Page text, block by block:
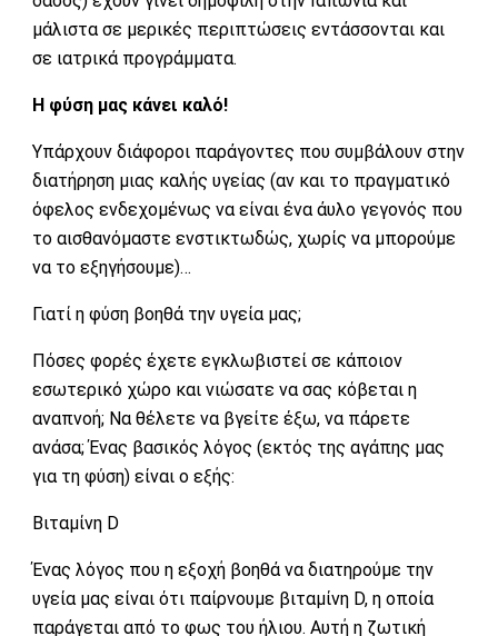
μάλιστα σε μερικές περιπτώσεις εντάσσονται και
σε ιατρικά προγράμματα.
Η φύση μας κάνει καλό!
Υπάρχουν διάφοροι παράγοντες που συμβάλουν στην
διατήρηση μιας καλής υγείας (αν και το πραγματικό
όφελος ενδεχομένως να είναι ένα άυλο γεγονός που
το αισθανόμαστε ενστικτωδώς, χωρίς να μπορούμε
να το εξηγήσουμε)…
Γιατί η φύση βοηθά την υγεία μας;
Πόσες φορές έχετε εγκλωβιστεί σε κάποιον
εσωτερικό χώρο και νιώσατε να σας κόβεται η
αναπνοή; Να θέλετε να βγείτε έξω, να πάρετε
ανάσα; Ένας βασικός λόγος (εκτός της αγάπης μας
για τη φύση) είναι ο εξής:
Βιταμίνη D
Ένας λόγος που η εξοχή βοηθά να διατηρούμε την
υγεία μας είναι ότι παίρνουμε βιταμίνη D, η οποία
παράγεται από το φως του ήλιου. Αυτή η ζωτική